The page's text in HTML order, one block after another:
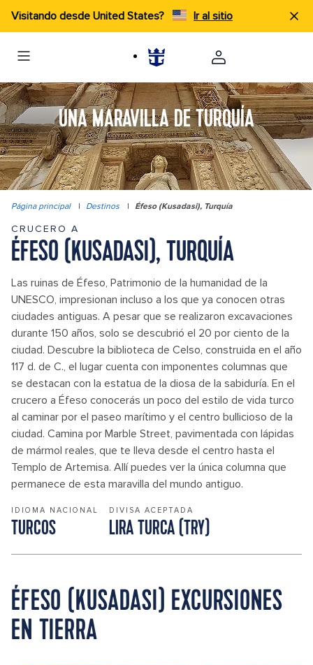
Visitando desde United States? Ir al sitio
UNA MARAVILLA DE TURQUÍA
Página principal | Destinos | Éfeso (Kusadasi), Turquía
CRUCERO A
ÉFESO (KUSADASI), TURQUÍA
Las ruinas de Éfeso, Patrimonio de la humanidad de la
UNESCO, impresionan incluso a los que ya conocen otras
ciudades antiguas. A pesar que se realizaron excavaciones
durante 150 años, solo se descubrió el 20 por ciento de la
ciudad. Descubre la biblioteca de Celso, construida en el año
117 d. de C., el lugar cuenta con imponentes columnas que
se destacan con la estatua de la diosa de la sabiduría. En el
crucero a Éfeso conocerás un poco del estilo de vida turco
al caminar por el paseo marítimo y el centro bullicioso de la
ciudad. Camina por Marble Street, pavimentada con lápidas
de mármol reales, que te lleva desde el centro hasta el
Templo de Artemisa. Allí puedes ver la única columna que
permanece de esta maravilla del mundo antiguo.
IDIOMA NACIONAL
TURCOS
DIVISA ACEPTADA
LIRA TURCA (TRY)
ÉFESO (KUSADASI) EXCURSIONES
EN TIERRA